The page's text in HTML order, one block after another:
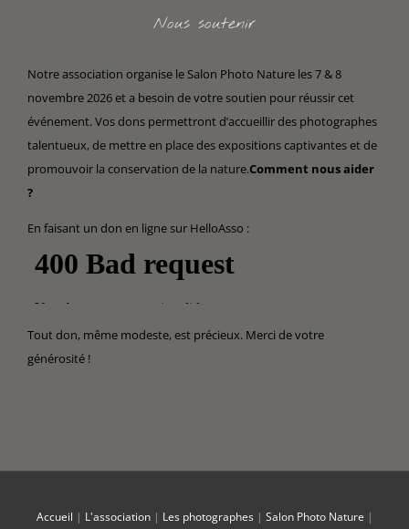
Nous soutenir
Notre association organise le Salon Photo Nature les 7 & 8
novembre 2026 et a besoin de votre soutien pour réussir cet
événement. Vos dons permettront d’accueillir des photographes
talentueux, de mettre en place des expositions captivantes et de
promouvoir la conservation de la nature.Comment nous aider
?
En faisant un don en ligne sur HelloAsso :
Tout don, même modeste, est précieux. Merci de votre
générosité !
Accueil | L'association| Les photographes| Salon Photo Nature |